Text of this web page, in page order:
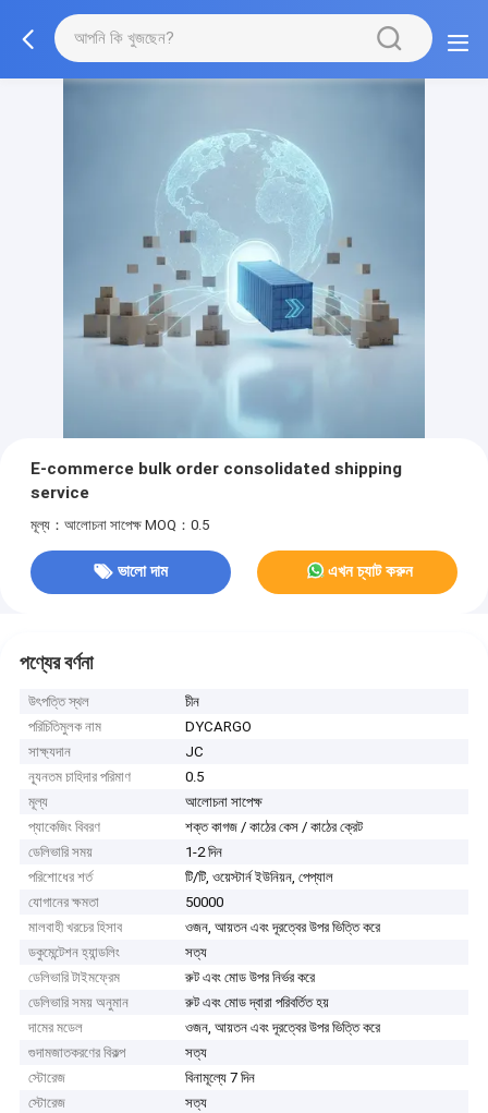
E-commerce bulk order consolidated shipping
service
মূল্য：আলোচনা সাপেক্ষ MOQ：0.5
ভালো দাম এখন চ্যাট করুন
পণ্যের বর্ণনা
উৎপত্তি স্থল
চীন
পরিচিতিমুলক নাম
DYCARGO
সাক্ষ্যদান
JC
ন্যূনতম চাহিদার পরিমাণ
0.5
মূল্য
আলোচনা সাপেক্ষ
প্যাকেজিং বিবরণ
শক্ত কাগজ / কাঠের কেস / কাঠের ক্রেট
ডেলিভারি সময়
1-2 দিন
পরিশোধের শর্ত
টি/টি, ওয়েস্টার্ন ইউনিয়ন, পেপ্যাল
যোগানের ক্ষমতা
50000
মালবাহী খরচের হিসাব
ওজন, আয়তন এবং দূরত্বের উপর ভিত্তি করে
ডকুমেন্টেশন হ্যান্ডলিং
সত্য
ডেলিভারি টাইমফ্রেম
রুট এবং মোড উপর নির্ভর করে
ডেলিভারি সময় অনুমান
রুট এবং মোড দ্বারা পরিবর্তিত হয়
দামের মডেল
ওজন, আয়তন এবং দূরত্বের উপর ভিত্তি করে
গুদামজাতকরণের বিকল্প
সত্য
স্টোরেজ
বিনামূল্যে 7 দিন
স্টোরেজ
সত্য